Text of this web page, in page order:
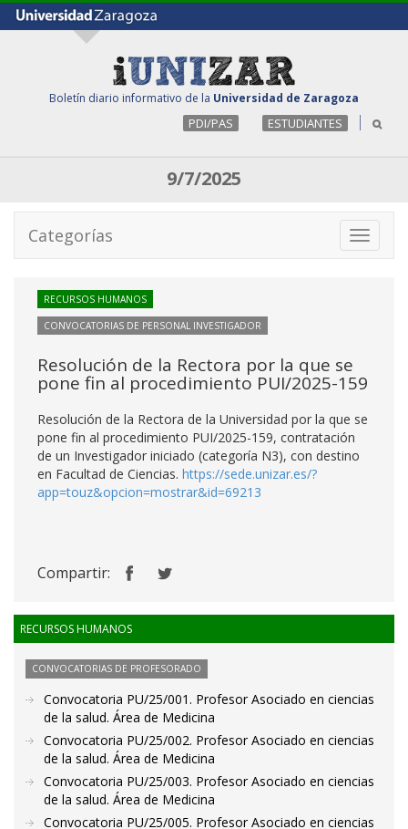
Boletín diario informativo de la Universidad de Zaragoza
PDI/PAS ESTUDIANTES
9/7/2025
Toggle
Categorías
RECURSOS HUMANOS
CONVOCATORIAS DE PERSONAL INVESTIGADOR
Resolución de la Rectora por la que se
pone fin al procedimiento PUI/2025-159
Resolución de la Rectora de la Universidad por la que se
pone fin al procedimiento PUI/2025-159, contratación
de un Investigador iniciado (categoría N3), con destino
en Facultad de Ciencias. https://sede.unizar.es/?
app=touz&opcion=mostrar&id=69213
Compartir:
RECURSOS HUMANOS
CONVOCATORIAS DE PROFESORADO
Convocatoria PU/25/001. Profesor Asociado en ciencias
de la salud. Área de Medicina
Convocatoria PU/25/002. Profesor Asociado en ciencias
de la salud. Área de Medicina
Convocatoria PU/25/003. Profesor Asociado en ciencias
de la salud. Área de Medicina
Convocatoria PU/25/005. Profesor Asociado en ciencias